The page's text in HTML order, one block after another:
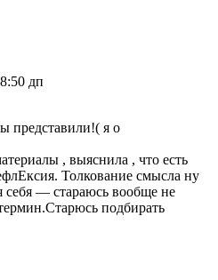
дп
представили!( я о
, выяснила , что есть
Толкование смысла ну
себя — стараюсь вообще не
подбирать